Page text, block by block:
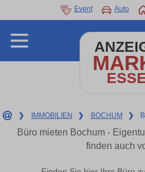
Event Auto
❯ IMMOBILIEN ❯ BOCHUM ❯
Büro mieten Bochum -
finden auch